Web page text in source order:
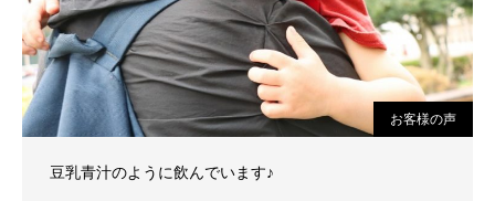
お客様の声
豆乳青汁のように飲んでいます♪